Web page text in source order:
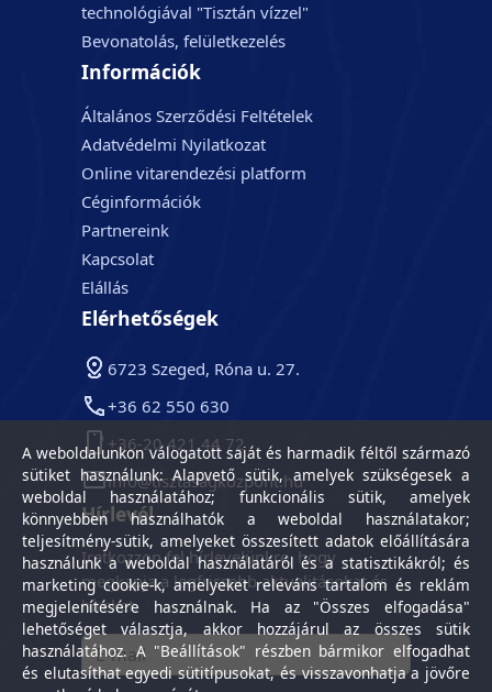
technológiával "Tisztán vízzel"
Bevonatolás, felületkezelés
Információk
Általános Szerződési Feltételek
Adatvédelmi Nyilatkozat
Online vitarendezési platform
Céginformációk
Partnereink
Kapcsolat
Elállás
Elérhetőségek
6723 Szeged, Róna u. 27.
+36 62 550 630
+36-20 421 44 72
info@tisztasagkozpont.hu
Hírlevél
Iratkozzon fel hírlevelünkre, hogy
megkapja a legfrissebb aktualitásokat és
híreket.
A weboldalunkon válogatott saját és harmadik féltől származó
sütiket használunk: Alapvető sütik, amelyek szükségesek a
weboldal használatához; funkcionális sütik, amelyek
könnyebben használhatók a weboldal használatakor;
teljesítmény-sütik, amelyeket összesített adatok előállítására
használunk a weboldal használatáról és a statisztikákról; és
marketing cookie-k, amelyeket releváns tartalom és reklám
megjelenítésére használnak. Ha az "Összes elfogadása"
lehetőséget választja, akkor hozzájárul az összes sütik
használatához. A "Beállítások" részben bármikor elfogadhat
és elutasíthat egyedi sütitípusokat, és visszavonhatja a jövőre